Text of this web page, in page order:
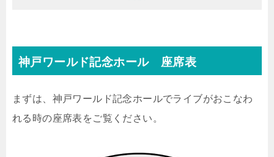
神戸ワールド記念ホール 座席表
まずは、神戸ワールド記念ホールでライブがおこなわ
れる時の座席表をご覧ください。